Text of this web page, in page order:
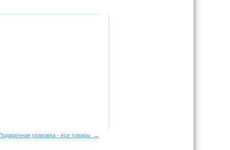
упаковка - все товары →